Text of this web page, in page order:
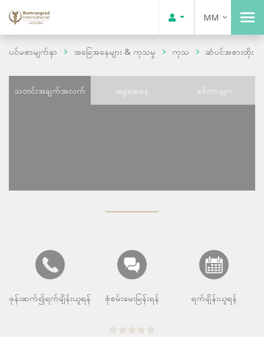
MM
ပင်မစာမျက်နှာ အခြေအနေများ & ကုသမှု ကုသ ဆံပင်အစားထိုး
သတင်းအချက်အလက် အခွအေနေ စင်တာများ
ဖုန်းဆက်၍ရက်ချိန်းယူရန် စုံစမ်းမေးမြန်းရန် ရက်ချိန်းယူရန်